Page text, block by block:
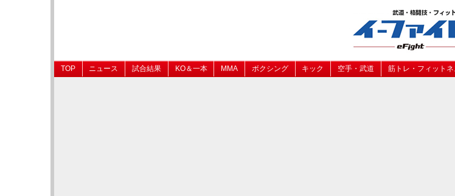
TOP ニュース 試合結果 KO＆一本 MMA ボクシング キック 空手・武道 筋トレ・フィットネ